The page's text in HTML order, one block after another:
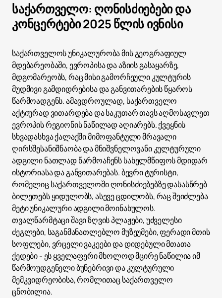
საქართველო: ღონისძიებები და
კონცერტები 2025 წლის ივნისი
საქართველოს უნიკალურობა მის გეოგრაფიულ
მდებარეობაში, ევროპისა და აზიის გასაყარზე,
მდგომარეობს, რაც მისი გამორჩეული კულტურის
მუდმივი გამდიდრებისა და განვითარების წყაროს
წარმოადგენს. ამავდროულად, საქართველო
აქტიურად ვითარდება და საკუთარ თავს აღმოსავლეთ
ევროპის რეგიონის ნაწილად აღიარებს. ქვეყნის
სხვადასხვა ქალაქში მიმოფანტული მრავალი
ღირსშესანიშნაობა და მნიშვნელოვანი კულტურული
ადგილი ნათლად წარმოაჩენს სახელმწიფოს მდიდარ
ისტორიასა და განვითარებას. ბევრი ტურისტი,
რომელიც საქართველოში ღონისძიებებზე დასასწრებ
ბილეთებს ყიდულობს, ასევე ცდილობს, რაც შეიძლება
მეტი უნიკალური ადგილი მოინახულოს.
თვალწარმტაცი შავი ზღვის პლაჟები, უძველესი
ძეგლები, საგანმანათლებლო მუზეუმები, ფერადი მთის
სოფლები, ვრცელი ვაკეები და დიდებული მთათა
ქედები - ეს ყველაფერი მხოლოდ მცირე ნაწილია იმ
წარმოუდგენელი ბუნებრივი და კულტურული
მემკვიდრეობისა, რომლითაც საქართველო
ცნობილია.